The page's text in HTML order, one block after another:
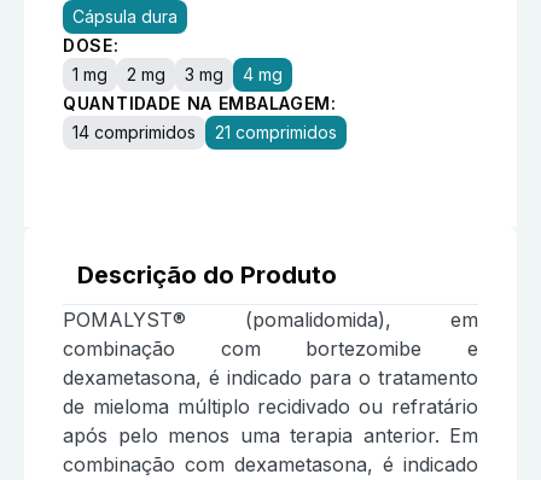
Cápsula dura
DOSE:
1 mg
2 mg 3 mg
4 mg
QUANTIDADE NA EMBALAGEM:
14 comprimidos
21 comprimidos
Descrição do Produto
POMALYST® (pomalidomida), em
combinação com bortezomibe e
dexametasona, é indicado para o tratamento
de mieloma múltiplo recidivado ou refratário
após pelo menos uma terapia anterior. Em
combinação com dexametasona, é indicado